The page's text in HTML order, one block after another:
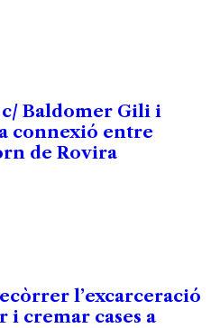
c/ Baldomer Gili i
connexió entre
de Rovira
l’excarceració
i cremar cases a